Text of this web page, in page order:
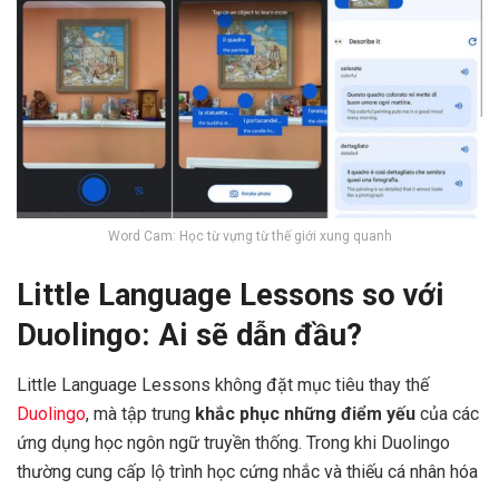
Word Cam: Học từ vựng từ thế giới xung quanh
Little Language Lessons so với
Duolingo: Ai sẽ dẫn đầu?
Little Language Lessons không đặt mục tiêu thay thế
Duolingo, mà tập trung khắc phục những điểm yếu của các
ứng dụng học ngôn ngữ truyền thống. Trong khi Duolingo
thường cung cấp lộ trình học cứng nhắc và thiếu cá nhân hóa